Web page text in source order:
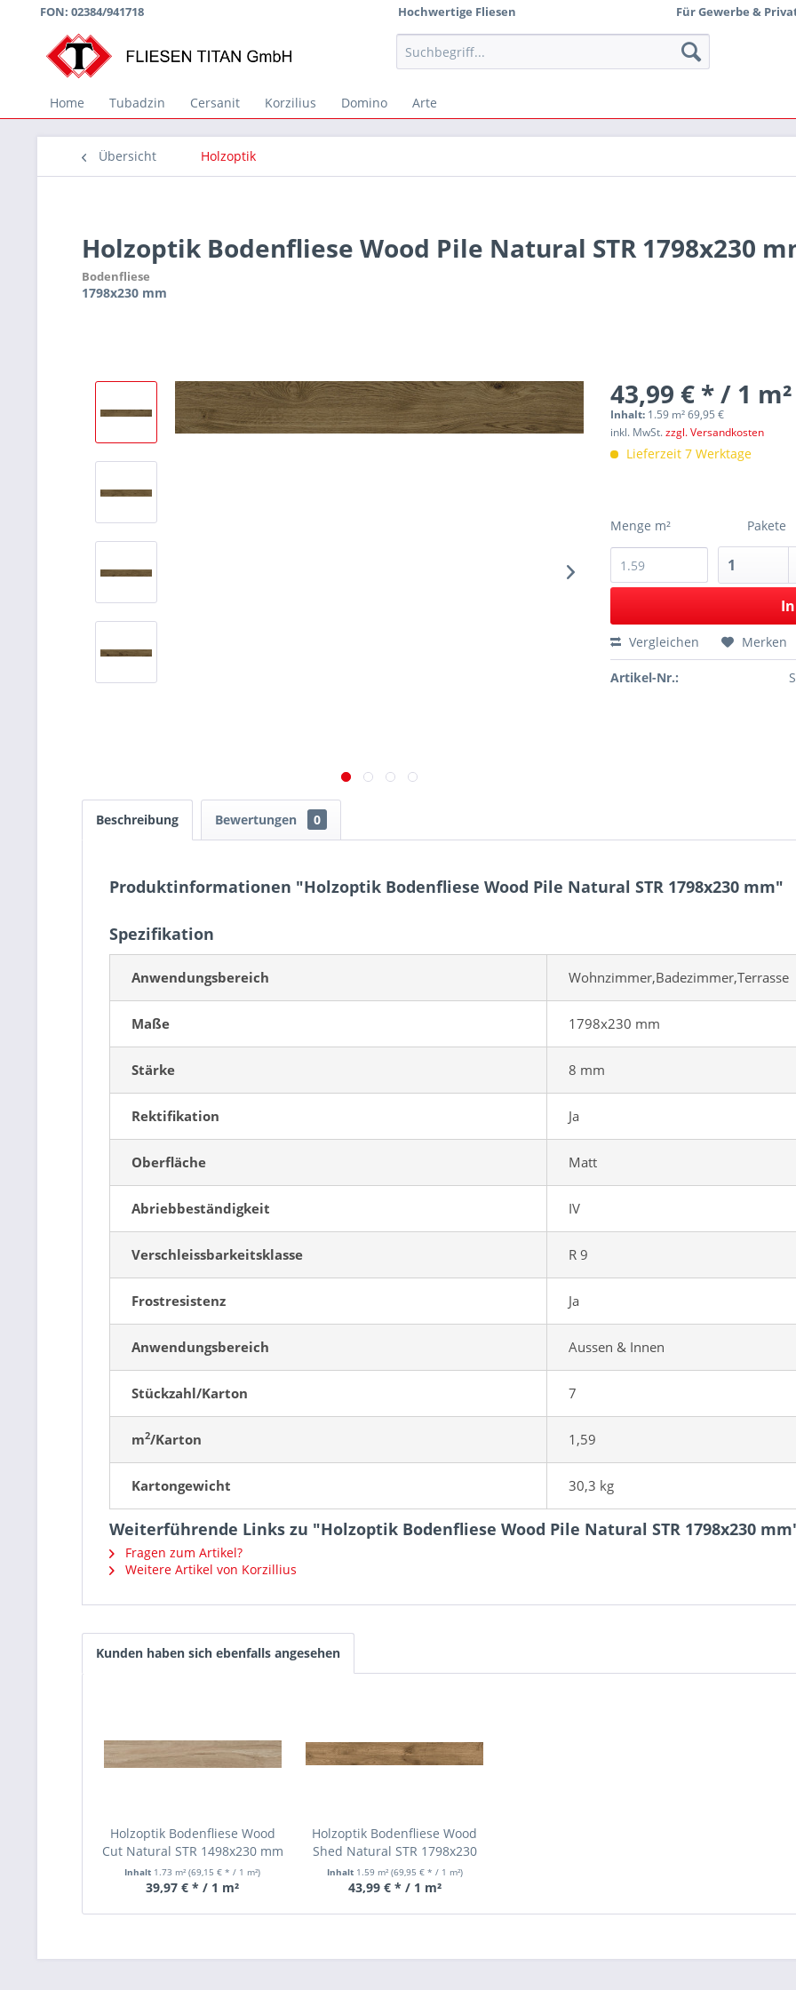
FON: 02384/941718 Hochwertige Fliesen Für Gewerbe &
Home Tubadzin Cersanit Korzilius Domino Arte
Übersicht Holzoptik
Holzoptik Bodenfliese Wood Pile Natural STR 1798x230
Bodenfliese
1798x230 mm
43,99 € * / 1 m²
Inhalt: 1.59 m² 69,95 €
inkl. MwSt.zzgl. Versandkosten
Lieferzeit 7 Werktage
Menge m² Pakete
Vergleichen Merken
Artikel-Nr.:
Beschreibung Bewertungen 0
Produktinformationen "Holzoptik Bodenfliese Wood Pile Natural STR 1798x230 mm"
Spezifikation
Anwendungsbereich Wohnzimmer,Badezimmer,Terrasse
Maße 1798x230 mm
Stärke 8 mm
Rektifikation Ja
Oberfläche Matt
Abriebbeständigkeit IV
Verschleissbarkeitsklasse R 9
Frostresistenz Ja
Anwendungsbereich Aussen & Innen
Stückzahl/Karton 7
m2/Karton 1,59
Kartongewicht 30,3 kg
Weiterführende Links zu "Holzoptik Bodenfliese Wood Pile Natural STR 1798x230
Fragen zum Artikel?
Weitere Artikel von Korzillius
Kunden haben sich ebenfalls angesehen
Holzoptik Bodenfliese Wood
Cut Natural STR 1498x230 mm
Inhalt 1.73 m²(69,15 € * / 1 m²)
39,97 € * / 1 m²
Holzoptik Bodenfliese Wood
Shed Natural STR 1798x230
mm
Inhalt 1.59 m² (69,95 € * / 1 m²)
43,99 € * / 1 m²